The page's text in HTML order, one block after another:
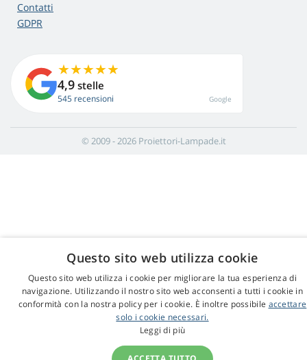
Contatti
GDPR
4,9 stelle
545 recensioni Google
© 2009 - 2026 Proiettori-Lampade.it
Questo sito web utilizza cookie
Questo sito web utilizza i cookie per migliorare la tua esperienza di
navigazione. Utilizzando il nostro sito web acconsenti a tutti i cookie in
conformità con la nostra policy per i cookie. È inoltre possibile accettare
solo i cookie necessari.
Leggi di più